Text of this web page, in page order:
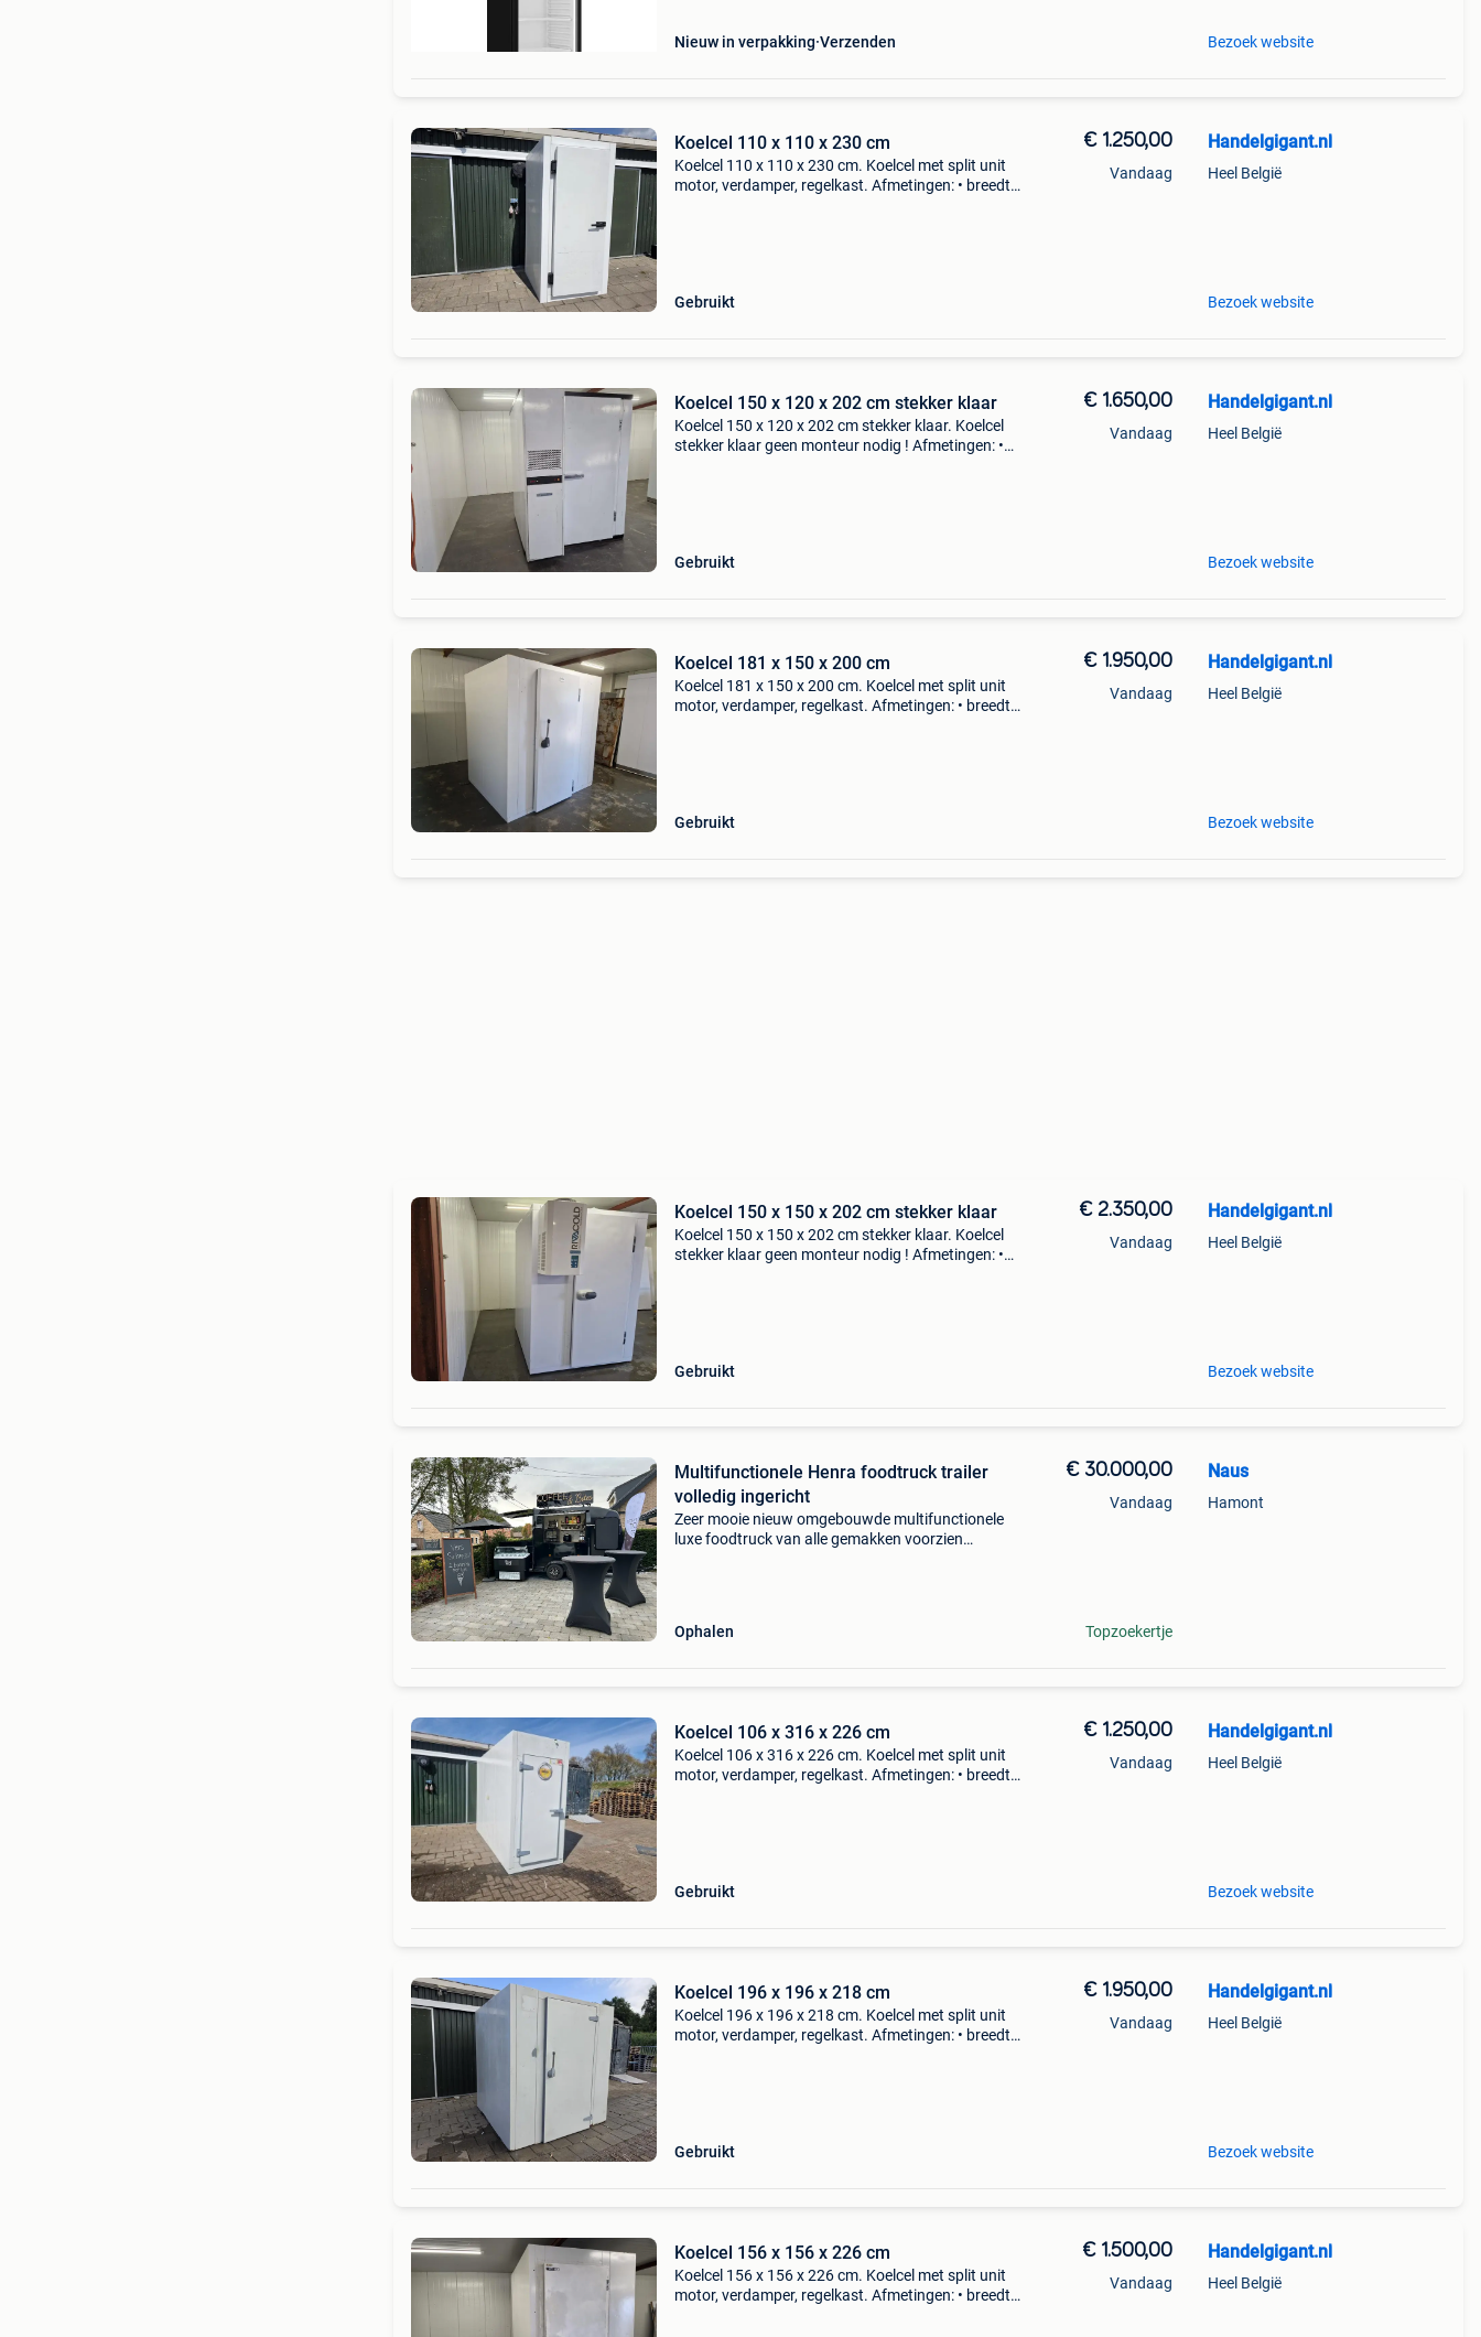
Nieuw in verpakking Verzenden Bezoek website
Koelcel 110 x 110 x 230 cm
Koelcel 110 x 110 x 230 cm. Koelcel met split unit
motor, verdamper, regelkast. Afmetingen: • breedte:
Gebruikt
€ 1.250,00
Vandaag
Handelgigant.nl
Heel België
Bezoek website
Koelcel 150 x 120 x 202 cm stekker klaar
Koelcel 150 x 120 x 202 cm stekker klaar. Koelcel
stekker klaar geen monteur nodig ! Afmetingen: •
Gebruikt
€ 1.650,00
Vandaag
Handelgigant.nl
Heel België
Bezoek website
Koelcel 181 x 150 x 200 cm
Koelcel 181 x 150 x 200 cm. Koelcel met split unit
motor, verdamper, regelkast. Afmetingen: • breedte:
Gebruikt
€ 1.950,00
Vandaag
Handelgigant.nl
Heel België
Bezoek website
Koelcel 150 x 150 x 202 cm stekker klaar
Koelcel 150 x 150 x 202 cm stekker klaar. Koelcel
stekker klaar geen monteur nodig ! Afmetingen: •
Gebruikt
€ 2.350,00
Vandaag
Handelgigant.nl
Heel België
Bezoek website
Multifunctionele Henra foodtruck trailer
volledig ingericht
Zeer mooie nieuw omgebouwde multifunctionele
luxe foodtruck van alle gemakken voorzien
Ophalen
€ 30.000,00
Vandaag
Topzoekertje
Naus
Hamont
Koelcel 106 x 316 x 226 cm
Koelcel 106 x 316 x 226 cm. Koelcel met split unit
motor, verdamper, regelkast. Afmetingen: • breedte:
Gebruikt
€ 1.250,00
Vandaag
Handelgigant.nl
Heel België
Bezoek website
Koelcel 196 x 196 x 218 cm
Koelcel 196 x 196 x 218 cm. Koelcel met split unit
motor, verdamper, regelkast. Afmetingen: • breedte:
Gebruikt
€ 1.950,00
Vandaag
Handelgigant.nl
Heel België
Bezoek website
Koelcel 156 x 156 x 226 cm
Koelcel 156 x 156 x 226 cm. Koelcel met split unit
motor, verdamper, regelkast. Afmetingen: • breedte:
€ 1.500,00
Vandaag
Handelgigant.nl
Heel België